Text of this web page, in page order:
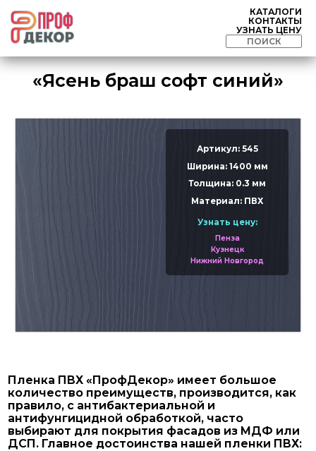
КАТАЛОГИ
КОНТАКТЫ
УЗНАТЬ ЦЕНУ
«Ясень браш софт синий»
Артикул: 545
Ширина: 1400 мм
Толщина: 0.3 мм
Материал: ПВХ
Узнать цену:
Пенза
Кузнецк
Нижний Новгород
Пленка ПВХ «ПрофДекор» имеет большое
количество преимуществ, производится, как
правило, с антибактериальной и
антифунгицидной обработкой, часто
выбирают для покрытия фасадов из МДФ или
ДСП. Главное достоинства нашей пленки ПВХ: